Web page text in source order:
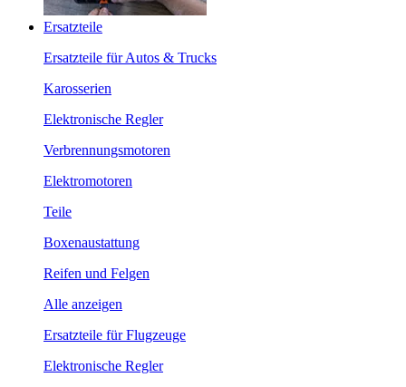
Ersatzteile
Ersatzteile für Autos & Trucks
Karosserien
Elektronische Regler
Verbrennungsmotoren
Elektromotoren
Teile
Boxenaustattung
Reifen und Felgen
Alle anzeigen
Ersatzteile für Flugzeuge
Elektronische Regler